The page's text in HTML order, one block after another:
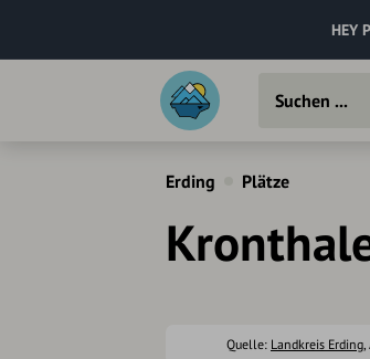
HEY
Erding Plätze
Quelle: Landkreis Erding,